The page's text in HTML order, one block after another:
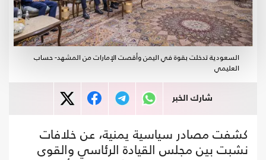
السعودية تدخلت بقوة في اليمن وأقصت الإمارات من المشهد- حساب
العليمي
شارك الخبر
كشفت مصادر سياسية يمنية، عن خلافات
نشبت بين مجلس القيادة الرئاسي والقوى